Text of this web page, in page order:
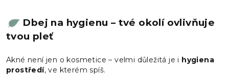
Dbej na hygienu – tvé okolí ovlivňuje
tvou pleť
Akné není jen o kosmetice – velmi důležitá je i hygiena
prostředí, ve kterém spíš.